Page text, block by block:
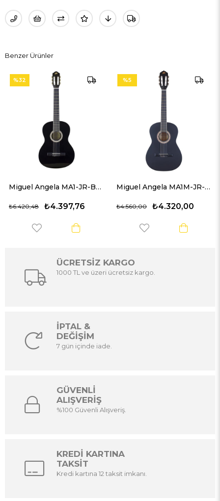
Benzer Ürünler
Miguel Angela MA1-JR-BK 3/4 Klasik Gitar
₺4.397,76
Miguel Angela MA1M-JR-BK Siyah 3/4 Klasik Gitar (Mat Cilalı)
₺4.320,00
₺4.560,00
%5
₺4.080,00
ÜCRETSİZ KARGO
1000 TL ve üzeri ücretsiz kargo.
İPTAL &
DEĞİŞİM
7 gün içinde iade.
GÜVENLİ
ALIŞVERİŞ
%100 Güvenli Alışveriş.
KREDİ KARTINA
TAKSİT
Kredi kartına 12 taksit imkanı.